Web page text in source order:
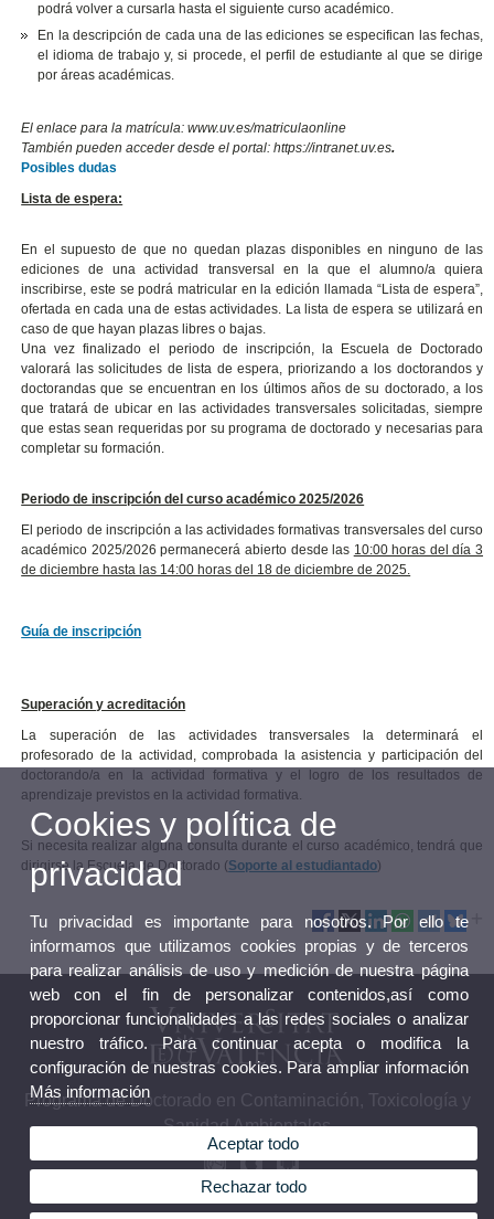
podrá volver a cursarla hasta el siguiente curso académico.
En la descripción de cada una de las ediciones se especifican las fechas,
el idioma de trabajo y, si procede, el perfil de estudiante al que se dirige
por áreas académicas.
El enlace para la matrícula: www.uv.es/matriculaonline
También pueden acceder desde el portal: https://intranet.uv.es.
Posibles dudas
Lista de espera:
En el supuesto de que no quedan plazas disponibles en ninguno de las
ediciones de una actividad transversal en la que el alumno/a quiera
inscribirse, este se podrá matricular en la edición llamada “Lista de espera”,
ofertada en cada una de estas actividades. La lista de espera se utilizará en
caso de que hayan plazas libres o bajas.
Una vez finalizado el periodo de inscripción, la Escuela de Doctorado
valorará las solicitudes de lista de espera, priorizando a los doctorandos y
doctorandas que se encuentran en los últimos años de su doctorado, a los
que tratará de ubicar en las actividades transversales solicitadas, siempre
que estas sean requeridas por su programa de doctorado y necesarias para
completar su formación.
Periodo de inscripción del curso académico 2025/2026
El periodo de inscripción a las actividades formativas transversales del curso
académico 2025/2026 permanecerá abierto desde las 10:00 horas del día 3
de diciembre hasta las 14:00 horas del 18 de diciembre de 2025.
Guía de inscripción
Superación y acreditación
La superación de las actividades transversales la determinará el
profesorado de la actividad, comprobada la asistencia y participación del
doctorando/a en la actividad formativa y el logro de los resultados de
aprendizaje previstos en la actividad formativa.
Si necesita realizar alguna consulta durante el curso académico, tendrá que
dirigirse la Escuela de Doctorado (Soporte al estudiantado)
Programa de Doctorado en Contaminación, Toxicología y
Sanidad Ambientales
Cookies y política de
privacidad
Tu privacidad es importante para nosotros. Por ello te
informamos que utilizamos cookies propias y de terceros
para realizar análisis de uso y medición de nuestra página
web con el fin de personalizar contenidos,así como
proporcionar funcionalidades a las redes sociales o analizar
nuestro tráfico. Para continuar acepta o modifica la
configuración de nuestras cookies. Para ampliar información
Más información
Aceptar todo
Rechazar todo